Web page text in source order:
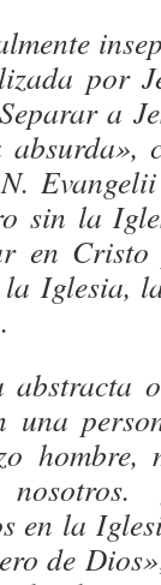
por
a
sin la
en
Iglesia,
abstracta
hombre,
en la
de